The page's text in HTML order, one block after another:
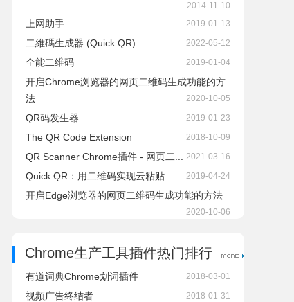
2014-11-10
上网助手 2019-01-13
二維碼生成器 (Quick QR) 2022-05-12
全能二维码 2019-01-04
开启Chrome浏览器的网页二维码生成功能的方
法
2020-10-05
QR码发生器 2019-01-23
The QR Code Extension 2018-10-09
QR Scanner Chrome插件 - 网页二... 2021-03-16
Quick QR：用二维码实现云粘贴 2019-04-24
开启Edge浏览器的网页二维码生成功能的方法
2020-10-06
Chrome生产工具插件热门排行
有道词典Chrome划词插件 2018-03-01
视频广告终结者 2018-01-31